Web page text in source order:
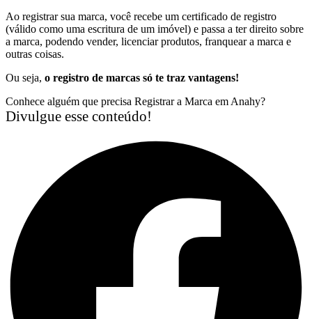
Ao registrar sua marca, você recebe um certificado de registro
(válido como uma escritura de um imóvel) e passa a ter direito sobre
a marca, podendo vender, licenciar produtos, franquear a marca e
outras coisas.
Ou seja, o registro de marcas só te traz vantagens!
Conhece alguém que precisa Registrar a Marca em Anahy?
Divulgue esse conteúdo!